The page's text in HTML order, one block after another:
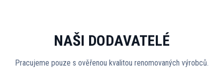
NAŠI DODAVATELÉ
Pracujeme pouze s ověřenou kvalitou renomovaných výrobců.